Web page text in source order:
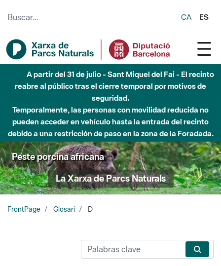
CA ES
A partir del 31 de julio - Sant Miquel del Fai - El recinto
reabre al público tras el cierre temporal por motivos de
seguridad.
Temporalmente, las personas con movilidad reducida no
pueden acceder en vehículo hasta la entrada del recinto
debido a una restricción de paso en la zona de la Foradada.
Peste porcina africana
La Xarxa de Parcs Naturals
FrontPage Glosari D